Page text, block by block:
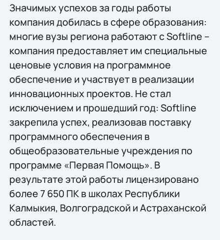
Значимых успехов за годы работы
компания добилась в сфере образования:
многие вузы региона работают с Softline –
компания предоставляет им специальные
ценовые условия на программное
обеспечение и участвует в реализации
инновационных проектов. Не стал
исключением и прошедший год: Softline
закрепила успех, реализовав поставку
программного обеспечения в
общеобразовательные учреждения по
программе «Первая Помощь». В
результате этой работы лицензировано
более 7 650 ПК в школах Республики
Калмыкия, Волгоградской и Астраханской
областей.